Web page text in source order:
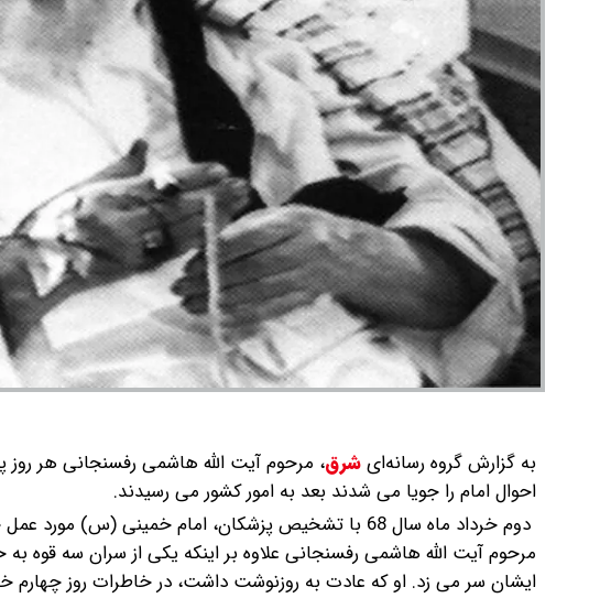
به گزارش گروه رسانه‌ایشرق، مرحوم آیت الله هاشمی رفسنجانی هر
احوال امام را جویا می شدند بعد به امور کشور می رسیدند.
دوم خرداد ماه سال 68 با تشخیص پزشکان، امام خمینی
مرحوم آیت الله هاشمی رفسنجانی علاوه بر اینکه یکی از سران سه قوه
ایشان سر می زد. او که عادت به روزنوشت داشت، در خاطرات روز چهارم خرداد ماه سال 68، دیدار با امام را